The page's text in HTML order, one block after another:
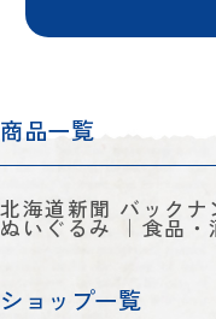
商品一覧
北海道新聞 バックナ
ぬいぐるみ 食品・
ショップ一覧